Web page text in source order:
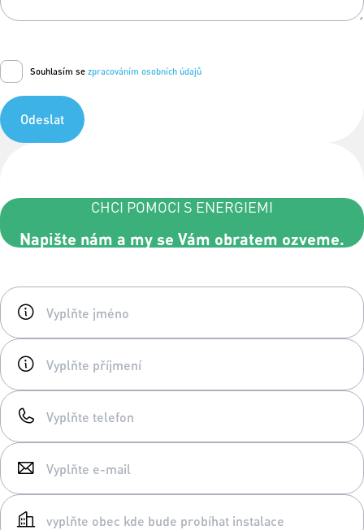
Souhlasím se zpracováním osobních údajů
Odeslat
CHCI POMOCI S ENERGIEMI
Napište nám a my se Vám obratem ozveme.